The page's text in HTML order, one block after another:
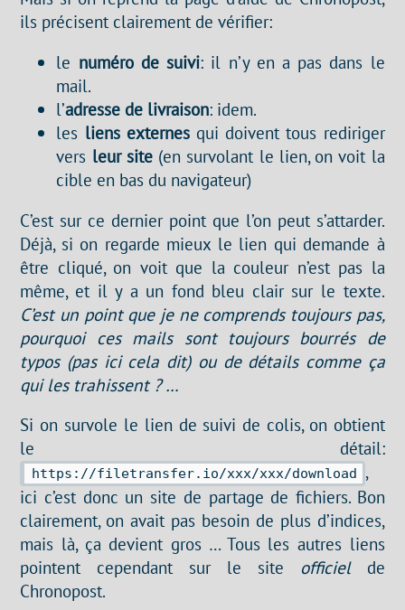
ils précisent clairement de vérifier:
le numéro de suivi: il n’y en a pas dans le
mail.
l’adresse de livraison: idem.
les liens externesqui doivent tous rediriger
vers leur site(en survolant le lien, on voit la
cible en bas du navigateur)
C’est sur ce dernier point que l’on peut s’attarder.
Déjà, si on regarde mieux le lien qui demande à
être cliqué, on voit que la couleur n’est pas la
même, et il y a un fond bleu clair sur le texte.
C’est un point que je ne comprends toujours pas,
pourquoi ces mails sont toujours bourrés de
typos (pas ici cela dit) ou de détails comme ça
qui les trahissent ? …
Si on survole le lien de suivi de colis, on obtient
le détail:
https://filetransfer.io/xxx/xxx/download
,
ici c’est donc un site de partage de fichiers. Bon
clairement, on avait pas besoin de plus d’indices,
mais là, ça devient gros … Tous les autres liens
pointent cependant sur le site officielde
Chronopost.